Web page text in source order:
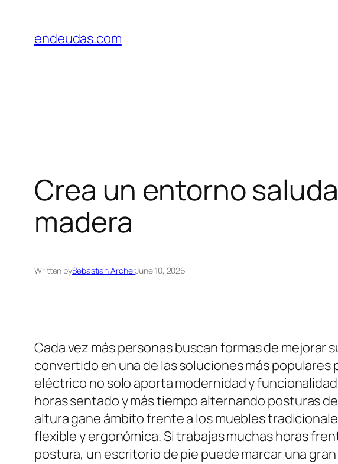
content
endeudas.com
Crea un entorno
madera
Written bySebastian ArcherJune 10, 2026
Cada vez más personas buscan formas de mejorar
convertido en una de las soluciones más
eléctrico no solo aporta modernidad y
horas sentado y más tiempo alternando posturas
altura gane ámbito frente a los muebles
flexible y ergonómica. Si trabajas muchas horas
postura, un escritorio de pie puede marcar una